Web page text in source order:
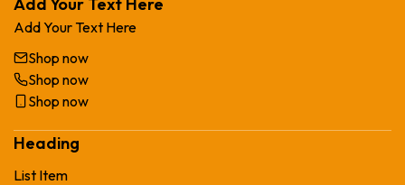
Add Your Text Here
Shop now
Shop now
Shop now
Heading
List Item